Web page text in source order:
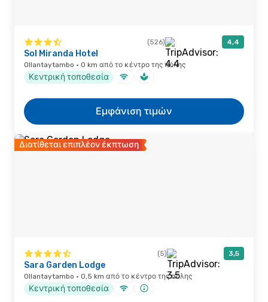
(526) 4,4
Sol Miranda Hotel
Ollantaytambo · 0 km από το κέντρο της πόλης
Κεντρική τοποθεσία
Εμφάνιση τιμών
Διατίθεται επιπλέον έκπτωση
(5) 3,5
Sara Garden Lodge
Ollantaytambo · 0,5 km από το κέντρο της πόλης
Κεντρική τοποθεσία